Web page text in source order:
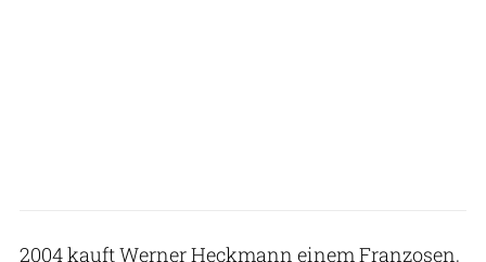
2004 kauft Werner Heckmann einem Franzosen,